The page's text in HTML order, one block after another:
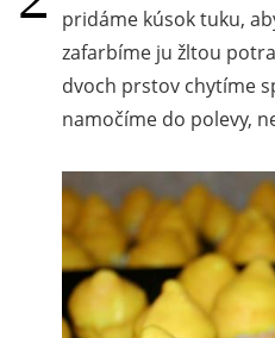
pridáme kúsok tuku,
zafarbíme ju žltou
dvoch prstov chytíme
namočíme do polevy,